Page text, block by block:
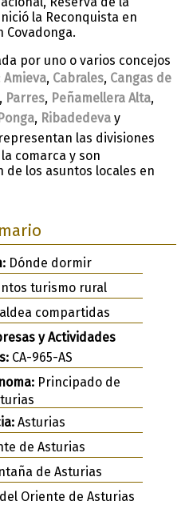
la Reconquista en
Covadonga.
por uno o varios concejos
Amieva, Cabrales, Cangas de
, Parres, Peñamellera Alta,
, Ribadedeva y
las divisiones
comarca y son
de los asuntos locales en
Dónde dormir
turismo rural
compartidas
y Actividades
CA-965-AS
Principado de
Asturias
de Asturias
de Asturias
Oriente de Asturias